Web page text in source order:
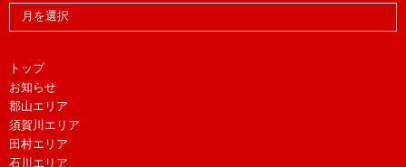
トップ
お知らせ
郡山エリア
須賀川エリア
田村エリア
石川エリア